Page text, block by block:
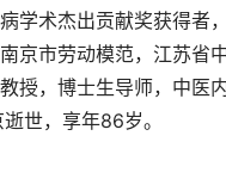
学术杰出贡献奖获得者
京市劳动模范，江苏省
授，博士生导师，中医
世，享年86岁。